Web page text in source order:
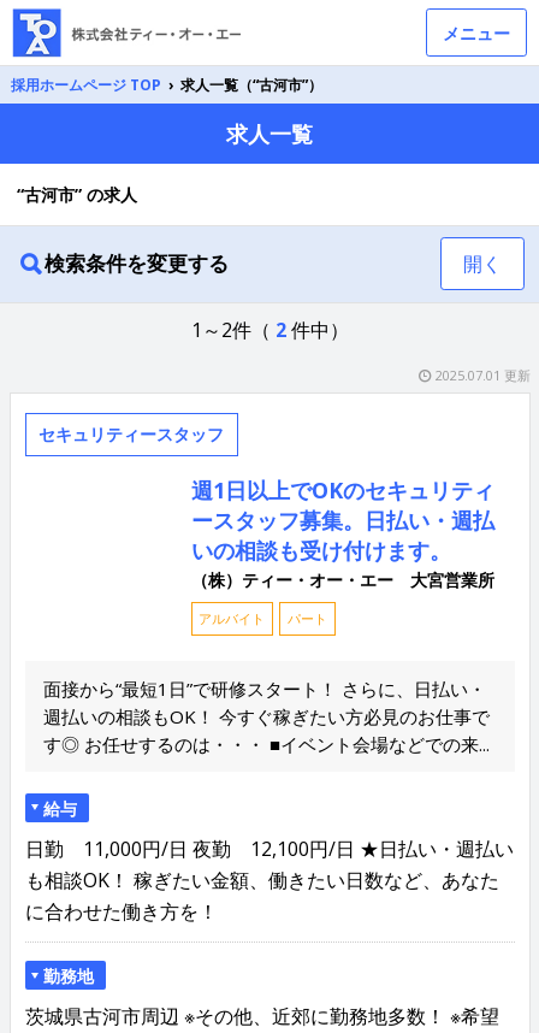
メニュー
採用ホームページ TOP › 求人一覧（“古河市”）
求人一覧
“古河市” の求人
検索条件を変更する 開く
1～2件（ 2 件中）
2025.07.01 更新
セキュリティースタッフ
週1日以上でOKのセキュリティ
ースタッフ募集。日払い・週払
いの相談も受け付けます。
（株）ティー・オー・エー 大宮営業所
アルバイト パート
面接から“最短1日”で研修スタート！ さらに、日払い・
週払いの相談もOK！ 今すぐ稼ぎたい方必見のお仕事で
す◎ お任せするのは・・・ ■イベント会場などでの来...
給与
日勤 11,000円/日 夜勤 12,100円/日 ★日払い・週払い
も相談OK！ 稼ぎたい金額、働きたい日数など、あなた
に合わせた働き方を！
勤務地
茨城県古河市周辺 ※その他、近郊に勤務地多数！ ※希望